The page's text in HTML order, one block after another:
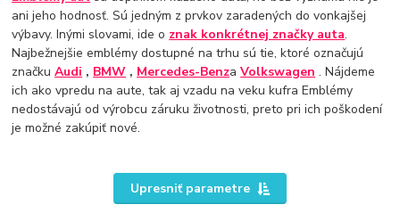
ani jeho hodnosť. Sú jedným z prvkov zaradených do vonkajšej
výbavy. Inými slovami, ide o znak konkrétnej značky auta.
Najbežnejšie emblémy dostupné na trhu sú tie, ktoré označujú
značkuAudi , BMW , Mercedes-BenzaVolkswagen . Nájdeme
ich ako vpredu na aute, tak aj vzadu na veku kufra Emblémy
nedostávajú od výrobcu záruku životnosti, preto pri ich poškodení
je možné zakúpiť nové.
Upresniť parametre